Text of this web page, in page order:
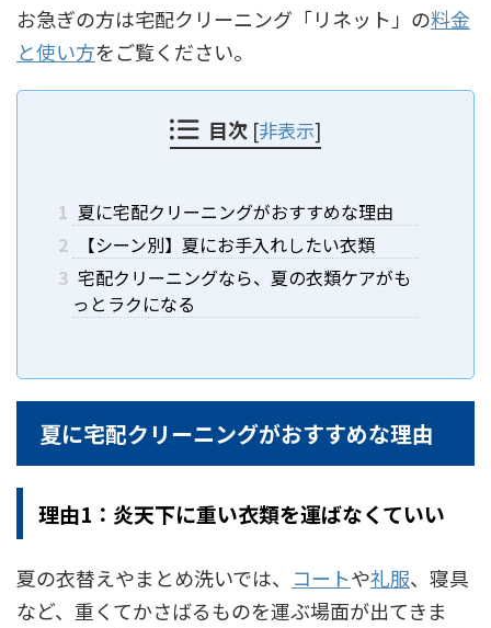
お急ぎの方は宅配クリーニング「リネット」の料金
と使い方をご覧ください。
目次 [非表示]
1 夏に宅配クリーニングがおすすめな理由
2
【シーン別】夏にお手入れしたい衣類
3 宅配クリーニングなら、夏の衣類ケアがも
っとラクになる
夏に宅配クリーニングがおすすめな理由
理由1：炎天下に重い衣類を運ばなくていい
夏の衣替えやまとめ洗いでは、 コートや礼服、寝具
など、重くてかさばるものを運ぶ場面が出てきま